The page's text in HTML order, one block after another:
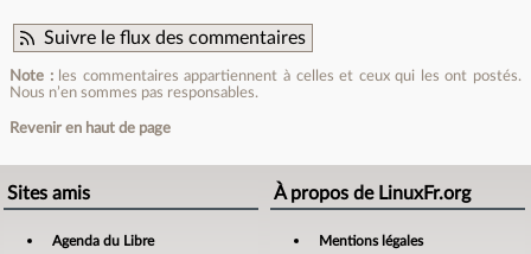
Suivre le flux des commentaires
Note :les commentaires appartiennent à celles et ceux qui les ont postés.
Nous n’en sommes pas responsables.
Revenir en haut de page
Sites amis
Agenda du Libre
À propos de LinuxFr.org
Mentions légales